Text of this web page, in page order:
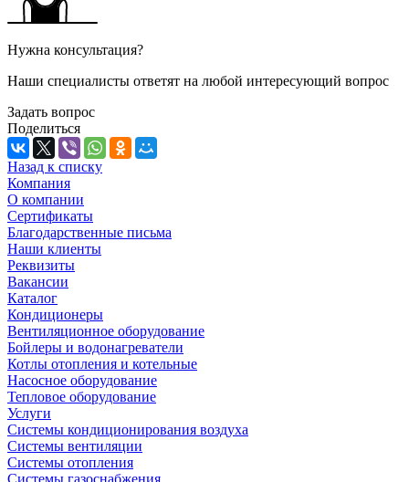
Нужна консультация?
Наши специалисты ответят на любой интересующий вопрос
Задать вопрос
Поделиться
Назад к списку
Компания
О компании
Сертификаты
Благодарственные письма
Наши клиенты
Реквизиты
Вакансии
Каталог
Кондиционеры
Вентиляционное оборудование
Бойлеры и водонагреватели
Котлы отопления и котельные
Насосное оборудование
Тепловое оборудование
Услуги
Системы кондиционирования воздуха
Системы вентиляции
Системы отопления
Системы газоснабжения